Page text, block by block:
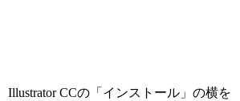
Illustrator CCの「インストール」の横を